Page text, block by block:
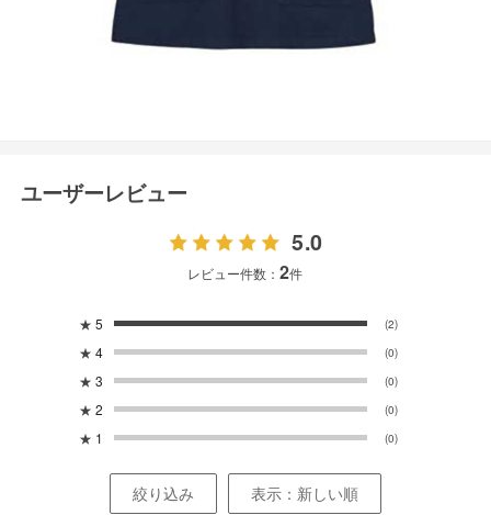
ユーザーレビュー
5.0
レビュー件数：2件
★ 5 (2)
★ 4 (0)
★ 3 (0)
★ 2 (0)
★ 1 (0)
絞り込み 表示：新しい順